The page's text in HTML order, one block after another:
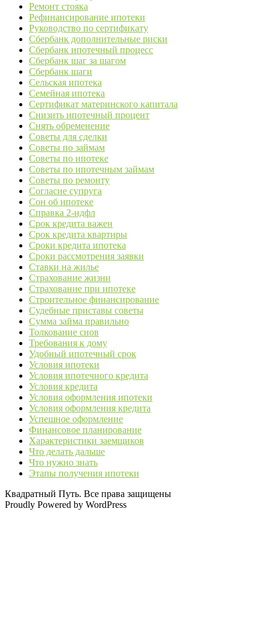
Ремонт стояка
Рефинансирование ипотеки
Руководство по сертификату
Сбербанк дополнительные риски
Сбербанк ипотечный процесс
Сбербанк шаг за шагом
Сбербанк шаги
Сельская ипотека
Семейная ипотека
Сертификат материнского капитала
Снизить ипотечный процент
Снять обременение
Советы для сделки
Советы по займам
Советы по ипотеке
Советы по ипотечным займам
Советы по ремонту
Согласие супруга
Сон об ипотеке
Справка 2-ндфл
Срок кредита важен
Срок кредита квартиры
Сроки кредита ипотека
Сроки рассмотрения заявки
Ставки на жилье
Страхование жизни
Страхование при ипотеке
Строительное финансирование
Судебные приставы советы
Сумма займа правильно
Толкование снов
Требования к дому
Удобный ипотечный срок
Условия ипотеки
Условия ипотечного кредита
Условия кредита
Условия оформления ипотеки
Условия оформления кредита
Успешное оформление
Финансовое планирование
Характеристики заемщиков
Что делать дальше
Что нужно знать
Этапы получения ипотеки
Квадратный Путь. Все права защищены
Proudly Powered by WordPress